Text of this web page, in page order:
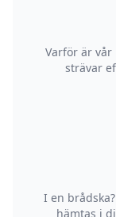
Varför är vår
strävar
I en
hämtas i